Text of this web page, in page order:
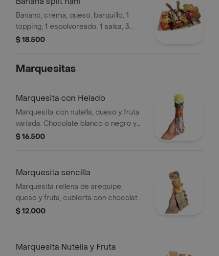
Banano, crema, queso, barquillo, 1
topping, 1 espolvoreado, 1 salsa, 3
bolitas de helado. Incluye fresas y
$ 18.500
Marquesitas
Marquesita con Helado
Marquesita con nutella, queso y fruta
variada. Chocolate blanco o negro y
una bolita de helado.
$ 16.500
Marquesita sencilla
Marquesita rellena de arequipe,
queso y fruta, cubierta con chocolate
blanco o negro y espolvoreada.
$ 12.000
Marquesita Nutella y Fruta